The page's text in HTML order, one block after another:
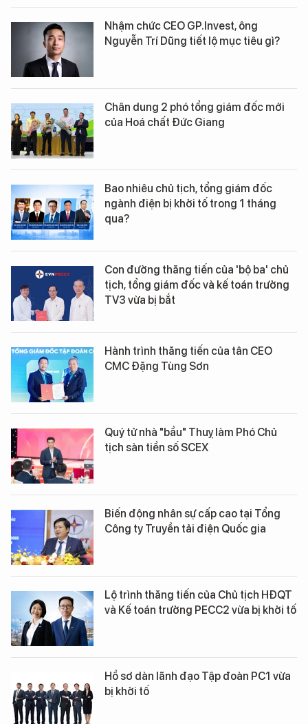
Nhậm chức CEO GP.Invest, ông
Nguyễn Trí Dũng tiết lộ mục tiêu gì?
Chân dung 2 phó tổng giám đốc mới
của Hoá chất Đức Giang
Bao nhiêu chủ tịch, tổng giám đốc
ngành điện bị khởi tố trong 1 tháng
qua?
Con đường thăng tiến của 'bộ ba' chủ
tịch, tổng giám đốc và kế toán trưởng
TV3 vừa bị bắt
Hành trình thăng tiến của tân CEO
CMC Đặng Tùng Sơn
Quý tử nhà "bầu" Thuỵ làm Phó Chủ
tịch sàn tiền số SCEX
Biến động nhân sự cấp cao tại Tổng
Công ty Truyền tải điện Quốc gia
Lộ trình thăng tiến của Chủ tịch HĐQT
và Kế toán trưởng PECC2 vừa bị khởi tố
Hồ sơ dàn lãnh đạo Tập đoàn PC1 vừa
bị khởi tố